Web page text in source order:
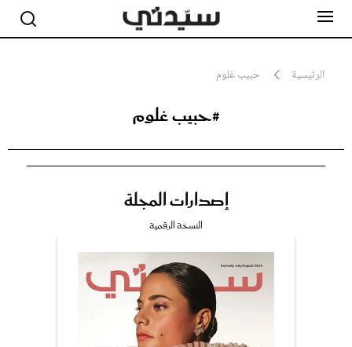
الرئيسية حبيب غلوم
#حبيب غلوم
إصدارات المجلة
النسخة الرقمية
جمال
صحة ورشاقة